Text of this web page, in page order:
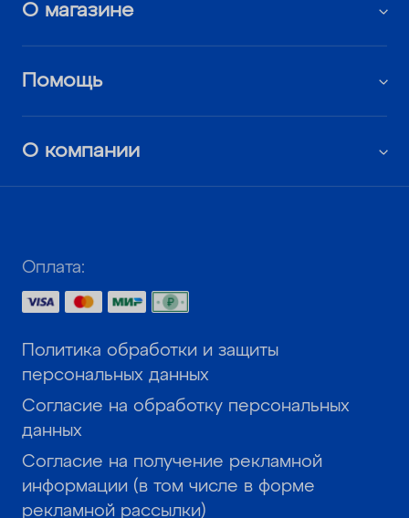
О магазине
Помощь
О компании
Оплата:
Политика обработки и защиты
персональных данных
Согласие на обработку персональных
данных
Согласие на получение рекламной
информации (в том числе в форме
рекламной рассылки)